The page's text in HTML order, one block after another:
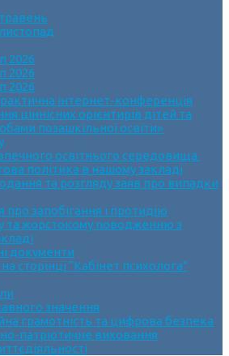
2026
2026
2026
інтернет-конференція
ціннісних орієнтирів дітей та
позашкільної освіти»
освітнього середовища.
політика в нашому закладі
та розгляду заяв про випадки
запобігання і протидію
та жорстокому поводженню з
документи
сторінці “Кабінет психолога”
значення
грамотність та цифрова безпека
патріотичне виховання